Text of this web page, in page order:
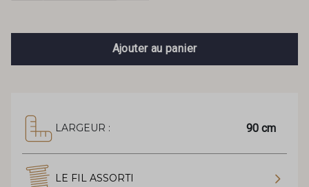
Ajouter au panier
LARGEUR : 90 cm
LE FIL ASSORTI